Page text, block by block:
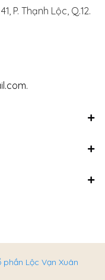
P. Thạnh Lộc, Q.12.
Lộc Vạn Xuân